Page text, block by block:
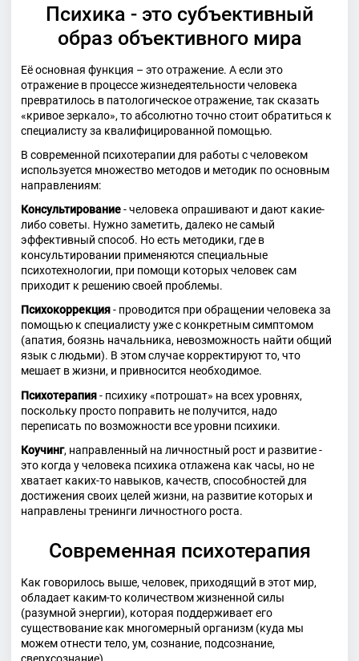
Психика - это субъективный
образ объективного мира
Её основная функция – это отражение. А если это
отражение в процессе жизнедеятельности человека
превратилось в патологическое отражение, так сказать
«кривое зеркало», то абсолютно точно стоит обратиться к
специалисту за квалифицированной помощью.
В современной психотерапии для работы с человеком
используется множество методов и методик по основным
направлениям:
Консультирование- человека опрашивают и дают какие-
либо советы. Нужно заметить, далеко не самый
эффективный способ. Но есть методики, где в
консультировании применяются специальные
психотехнологии, при помощи которых человек сам
приходит к решению своей проблемы.
Психокоррекция- проводится при обращении человека за
помощью к специалисту уже с конкретным симптомом
(апатия, боязнь начальника, невозможность найти общий
язык с людьми). В этом случае корректируют то, что
мешает в жизни, и привносится необходимое.
Психотерапия- психику «потрошат» на всех уровнях,
поскольку просто поправить не получится, надо
переписать по возможности все уровни психики.
Коучинг, направленный на личностный рост и развитие -
это когда у человека психика отлажена как часы, но не
хватает каких-то навыков, качеств, способностей для
достижения своих целей жизни, на развитие которых и
направлены тренинги личностного роста.
Современная психотерапия
Как говорилось выше, человек, приходящий в этот мир,
обладает каким-то количеством жизненной силы
(разумной энергии), которая поддерживает его
существование как многомерный организм (куда мы
можем отнести тело, ум, сознание, подсознание,